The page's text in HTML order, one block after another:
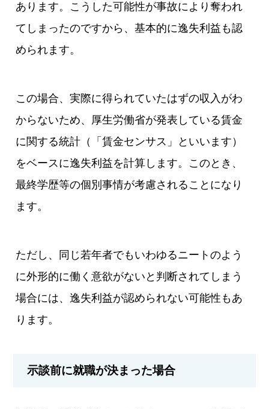
あります。こうした可能性が事故により奪われ
てしまったのですから、基本的に逸失利益も認
められます。
この場合、実際に得られていたはずの収入がわ
からないため、厚生労働省が発表している賃金
に関する統計（「賃金センサス」といいます）
をベースに逸失利益を計算します。このとき、
最終学歴等の個別事情が考慮されることになり
ます。
ただし、同じ若年者でもいわゆるニートのよう
に外形的に働く意欲がないと判断されてしまう
場合には、逸失利益が認められない可能性もあ
ります。
示談前に就職が決まった場合